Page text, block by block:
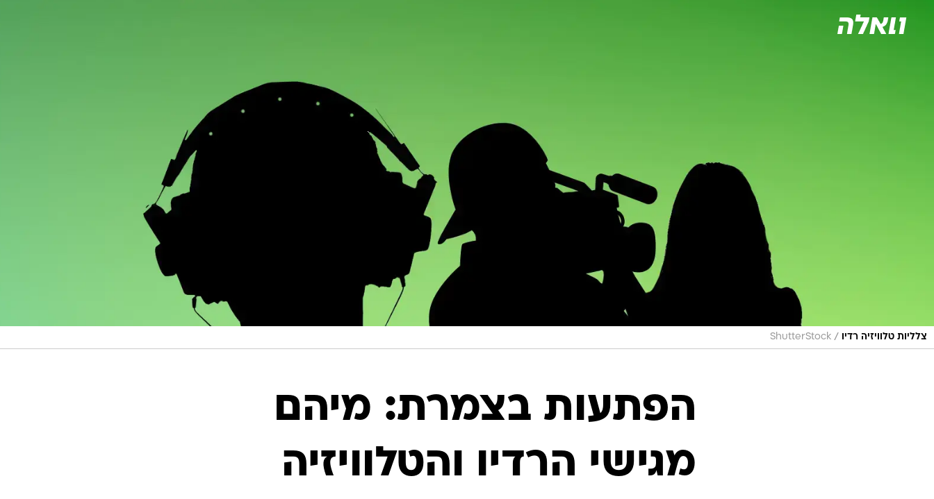
צלליות טלוויזיה רדיו /
ShutterStock
הפתעות בצמרת: מיהם
מגישי הרדיו והטלוויזיה